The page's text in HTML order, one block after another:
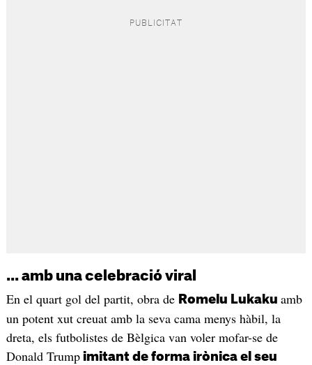
... amb una celebració viral
En el quart gol del partit, obra de Romelu Lukaku amb
un potent xut creuat amb la seva cama menys hàbil, la
dreta, els futbolistes de Bèlgica van voler mofar-se de
Donald Trumpimitant de forma irònica el seu